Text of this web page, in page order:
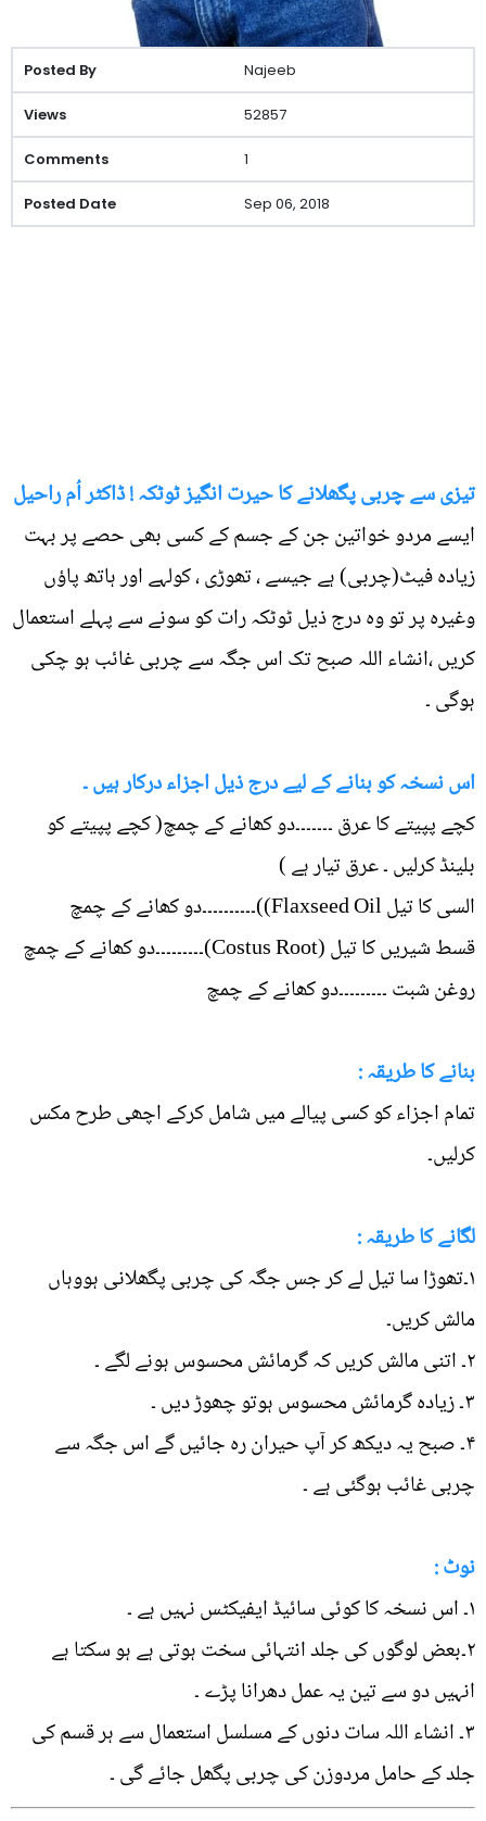
Najeeb
52857
1
Sep 06, 2018
تیزی سے چربی پگھلانے کا حیرت انگیز ٹوٹکہ ! ڈاکٹر اُم راحیل
ایسے مردو خواتین جن کے جسم کے کسی بھی حصے پر بہت
زیادہ فیٹ(چربی) ہے جیسے ، تھوڑی ، کولہے اور ہاتھ پاؤں
وغیرہ پر تو وہ درج ذیل ٹوٹکہ رات کو سونے سے پہلے استعمال
کریں ،انشاء اللہ صبح تک اس جگہ سے چربی غائب ہو چکی
ہوگی ۔
اس نسخہ کو بنانے کے لیے درج ذیل اجزاء درکار ہیں ۔
کچے پپیتے کا عرق ۔۔۔۔۔۔۔دو کھانے کے چمچ( کچے پپیتے کو
بلینڈ کرلیں ۔ عرق تیار ہے )
السی کا تیل Flaxseed Oil))۔۔۔۔۔۔۔۔۔۔دو کھانے کے چمچ
قسط شیریں کا تیل (Costus Root)۔۔۔۔۔۔۔۔۔دو کھانے کے چمچ
روغن شبت ۔۔۔۔۔۔۔۔۔دو کھانے کے چمچ
بنانے کا طریقہ :
تمام اجزاء کو کسی پیالے میں شامل کرکے اچھی طرح مکس
کرلیں۔
لگانے کا طریقہ :
۱۔تھوڑا سا تیل لے کر جس جگہ کی چربی پگھلانی ہووہاں
مالش کریں۔
۲۔ اتنی مالش کریں کہ گرمائش محسوس ہونے لگے ۔
۳۔ زیادہ گرمائش محسوس ہوتو چھوڑ دیں ۔
۴۔ صبح یہ دیکھ کر آپ حیران رہ جائیں گے اس جگہ سے
چربی غائب ہوگئی ہے ۔
نوٹ :
۱۔ اس نسخہ کا کوئی سائیڈ ایفیکٹس نہیں ہے ۔
۲۔بعض لوگوں کی جلد انتہائی سخت ہوتی ہے ہو سکتا ہے
انہیں دو سے تین یہ عمل دھرانا پڑے ۔
۳۔ انشاء اللہ سات دنوں کے مسلسل استعمال سے ہر قسم کی
جلد کے حامل مردوزن کی چربی پگھل جائے گی ۔